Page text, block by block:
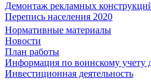
Демонтаж рекламных
Перепись населения 2020
Нормативные материалы
Новости
План работы
Информация по воинскому учету
Инвестиционная деятельность